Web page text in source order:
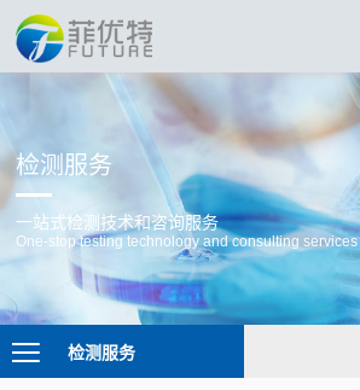
检测服务
一站式检测技术和咨询服务
One-stop testing technology and consulting services
检测服务